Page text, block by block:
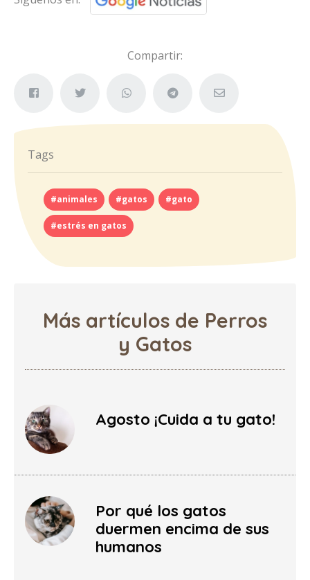
Compartir:
Tags
#animales #gatos #gato
#estrés en gatos
Más artículos de Perros
y Gatos
Agosto ¡Cuida a tu gato!
Por qué los gatos
duermen encima de sus
humanos